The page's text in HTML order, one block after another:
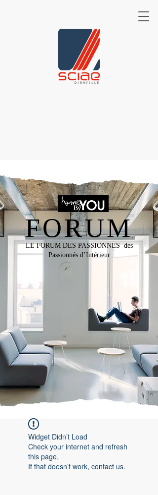
LE FORUM DES PASSIONNES des
Passionnés d’Intérieur
FORUM
Widget Didn’t Load
Check your internet and refresh
this page.
If that doesn’t work, contact us.